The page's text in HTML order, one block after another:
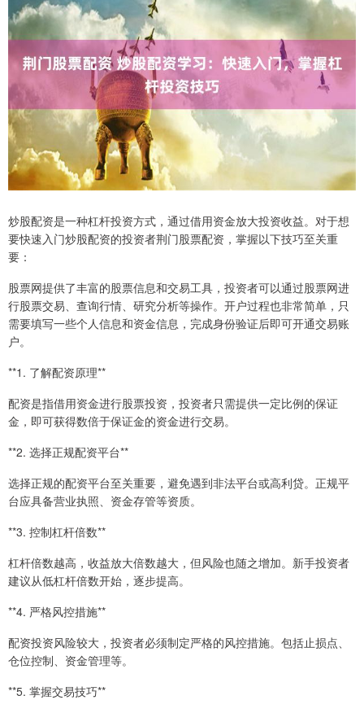
炒股配资是一种杠杆投资方式，通过借用资金放大投资收益。对于想
要快速入门炒股配资的投资者荆门股票配资，掌握以下技巧至关重
要：
股票网提供了丰富的股票信息和交易工具，投资者可以通过股票网进
行股票交易、查询行情、研究分析等操作。开户过程也非常简单，只
需要填写一些个人信息和资金信息，完成身份验证后即可开通交易账
户。
**1. 了解配资原理**
配资是指借用资金进行股票投资，投资者只需提供一定比例的保证
金，即可获得数倍于保证金的资金进行交易。
**2. 选择正规配资平台**
选择正规的配资平台至关重要，避免遇到非法平台或高利贷。正规平
台应具备营业执照、资金存管等资质。
**3. 控制杠杆倍数**
杠杆倍数越高，收益放大倍数越大，但风险也随之增加。新手投资者
建议从低杠杆倍数开始，逐步提高。
**4. 严格风控措施**
配资投资风险较大，投资者必须制定严格的风控措施。包括止损点、
仓位控制、资金管理等。
**5. 掌握交易技巧**